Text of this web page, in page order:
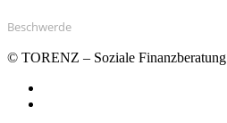
Beschwerde
© TORENZ – Soziale Finanzberatung